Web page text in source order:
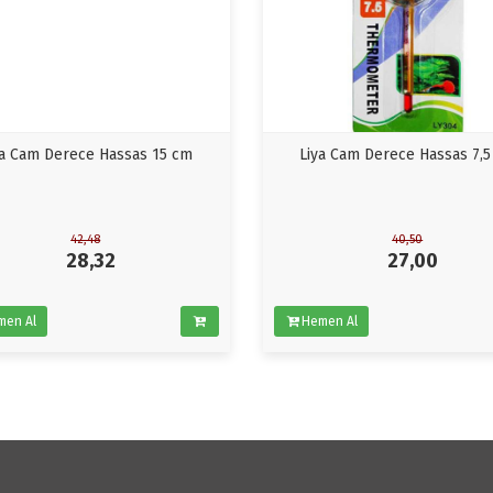
Cam Derece Hassas 15 cm
42,48
28,32
Al
Liya Cam Derece Hassas
40,50
27,00
Hemen Al